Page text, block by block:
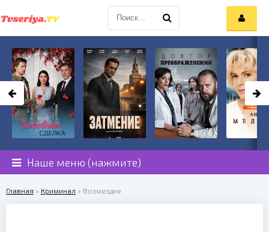
Наше меню (нажмите)
Главная » Криминал » Возмездие